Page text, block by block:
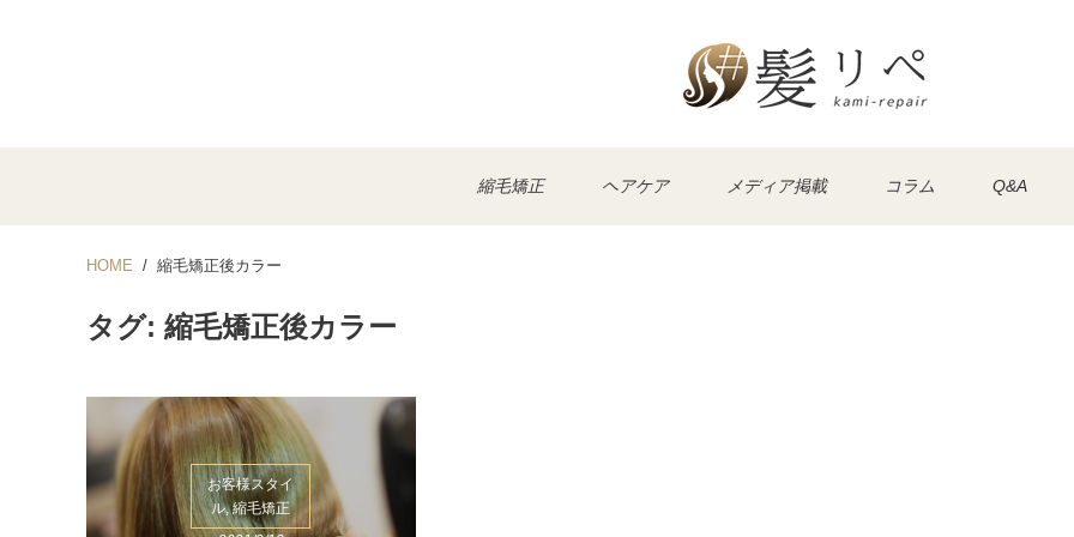
縮毛矯正 ヘアケア メディア掲載 コラム Q&A
HOME 縮毛矯正後カラー
タグ: 縮毛矯正後カラー
お客様スタイ
ル, 縮毛矯正